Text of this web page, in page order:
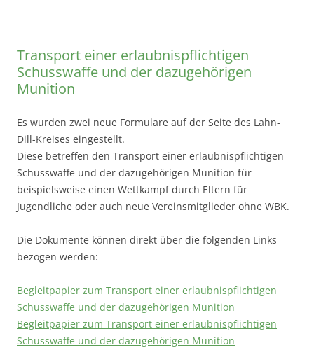
Transport einer erlaubnispflichtigen
Schusswaffe und der dazugehörigen
Munition
Es wurden zwei neue Formulare auf der Seite des Lahn-
Dill-Kreises eingestellt.
Diese betreffen den Transport einer erlaubnispflichtigen
Schusswaffe und der dazugehörigen Munition für
beispielsweise einen Wettkampf durch Eltern für
Jugendliche oder auch neue Vereinsmitglieder ohne WBK.
Die Dokumente können direkt über die folgenden Links
bezogen werden:
Begleitpapier zum Transport einer erlaubnispflichtigen
Schusswaffe und der dazugehörigen Munition
Begleitpapier zum Transport einer erlaubnispflichtigen
Schusswaffe und der dazugehörigen Munition